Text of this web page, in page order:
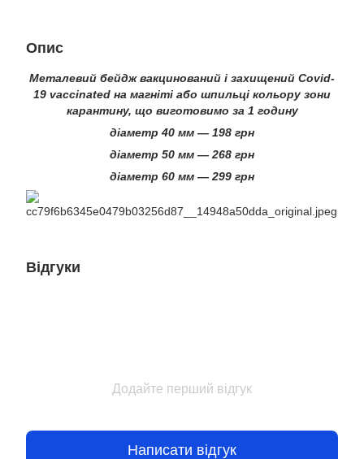
Опис
Металевий бейдж вакцинований і захищений Covid-
19 vaccinated на магніті або шпильці кольору зони
карантину, що виготовимо за 1 годину
діаметр 40 мм — 198 грн
діаметр 50 мм — 268 грн
діаметр 60 мм — 299 грн
Відгуки
Додайте перший відгук
Написати відгук